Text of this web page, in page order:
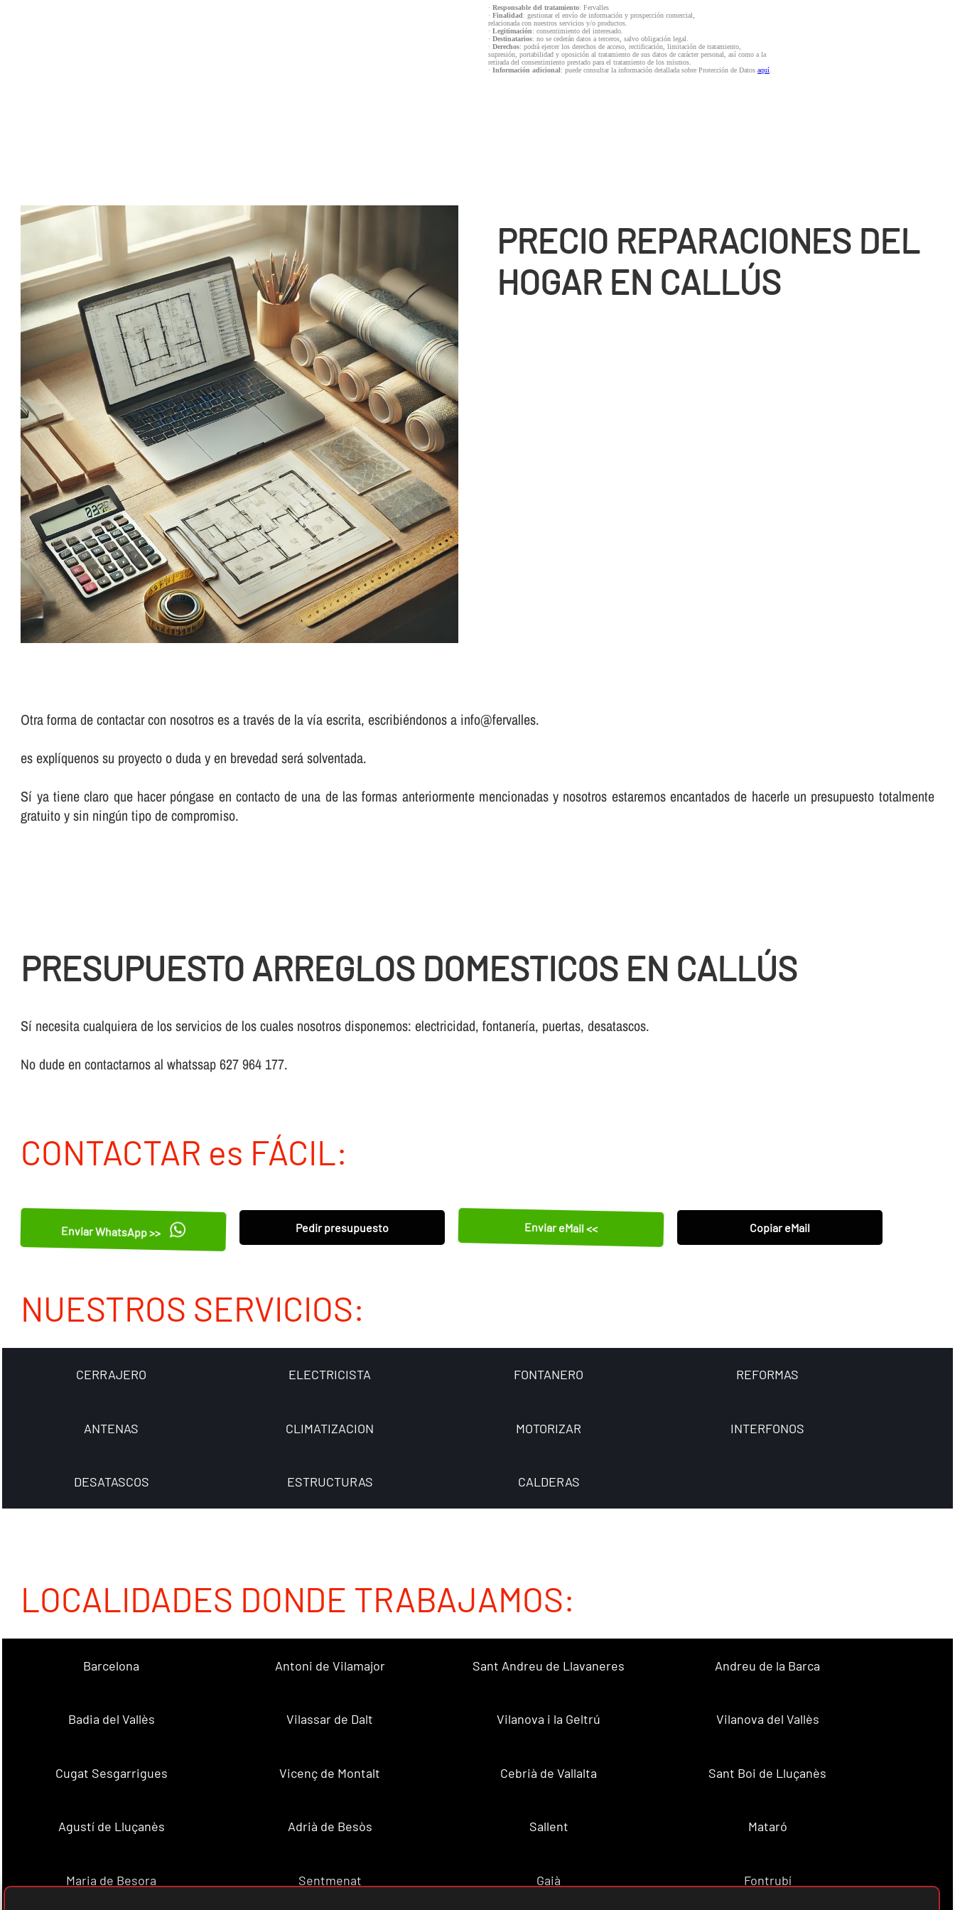
· Responsable del tratamiento: Fervalles
· Finalidad: gestionar el envío de información y prospección comercial,
relacionada con nuestros servicios y/o productos.
· Legitimación: consentimiento del interesado.
· Destinatarios: no se cederán datos a terceros, salvo obligación legal.
· Derechos: podrá ejercer los derechos de acceso, rectificación, limitación de tratamiento,
supresión, portabilidad y oposición al tratamiento de sus datos de carácter personal, así como a la
retirada del consentimiento prestado para el tratamiento de los mismos.
· Información adicional: puede consultar la información detallada sobre Protección de Datos aquí.
PRECIO REPARACIONES DEL
HOGAR EN CALLÚS
Otra forma de contactar con nosotros es a través de la vía escrita, escribiéndonos a info@fervalles.
es explíquenos su proyecto o duda y en brevedad será solventada.
Sí ya tiene claro que hacer póngase en contacto de una de las formas anteriormente mencionadas y nosotros estaremos encantados de hacerle un presupuesto totalmente
gratuito y sin ningún tipo de compromiso.
PRESUPUESTO ARREGLOS DOMESTICOS EN CALLÚS
Sí necesita cualquiera de los servicios de los cuales nosotros disponemos: electricidad, fontanería, puertas, desatascos.
No dude en contactarnos al whatssap 627 964 177.
CONTACTAR es FÁCIL:
Enviar WhatsApp >> Pedir presupuesto Enviar eMail << Copiar eMail
NUESTROS SERVICIOS:
CERRAJERO ELECTRICISTA FONTANERO REFORMAS
ANTENAS CLIMATIZACION MOTORIZAR INTERFONOS
DESATASCOS ESTRUCTURAS CALDERAS
LOCALIDADES DONDE TRABAJAMOS:
Barcelona Antoni de Vilamajor Sant Andreu de Llavaneres Andreu de la Barca
Badia del Vallès Vilassar de Dalt Vilanova i la Geltrú Vilanova del Vallès
Cugat Sesgarrigues Vicenç de Montalt Cebrià de Vallalta Sant Boi de Lluçanès
Agustí de Lluçanès Adrià de Besòs Sallent Mataró
Maria de Besora Sentmenat Gaià Fontrubí